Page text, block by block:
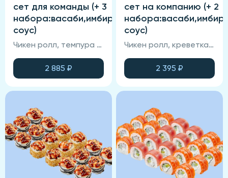
сет для команды (+ 3
набора:васаби,имбирь,соевый
соус)
Чикен ролл, темпура с креветкой, калифорния с крабом, онигири ис крабом, темпура с угрем, авокадо с лососем
2 885 ₽
сет на компанию (+ 2
соус)
Чикен ролл, креветка-темпура, калифорния с крабом, маки с тунцом, маки огурец-авокадо,филадельфия агонь.
2 395 ₽